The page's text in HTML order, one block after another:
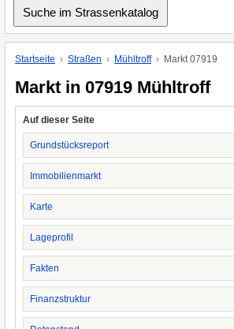
Startseite Straßen Mühltroff Markt 07919
Markt in 07919 Mühltroff
Auf dieser Seite
Grundstücksreport
Immobilienmarkt
Karte
Lageprofil
Fakten
Finanzstruktur